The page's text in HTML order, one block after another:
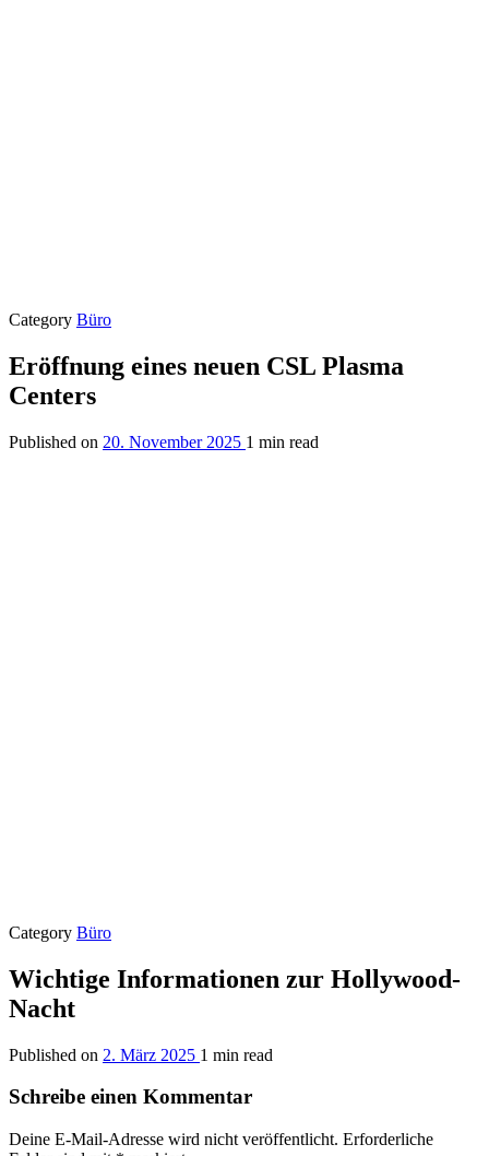
Category Büro
Eröffnung eines neuen CSL Plasma
Centers
Published on 20. November 2025 1 min read
Category Büro
Wichtige Informationen zur Hollywood-
Nacht
Published on 2. März 2025 1 min read
Schreibe einen Kommentar
Deine E-Mail-Adresse wird nicht veröffentlicht. Erforderliche